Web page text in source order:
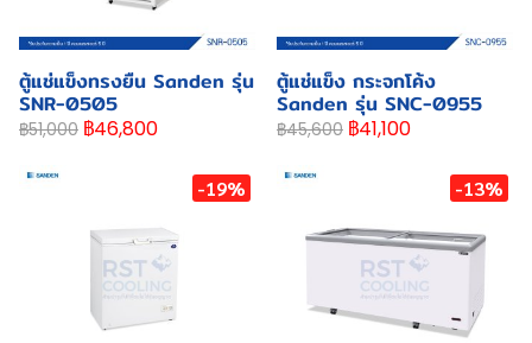
ตู้แช่แข็งทรงยืน Sanden รุ่น
SNR-0505
฿51,000 ฿46,800
ตู้แช่แข็ง กระจกโค้ง
Sanden รุ่น SNC-0955
฿45,600 ฿41,100
-19% -13%